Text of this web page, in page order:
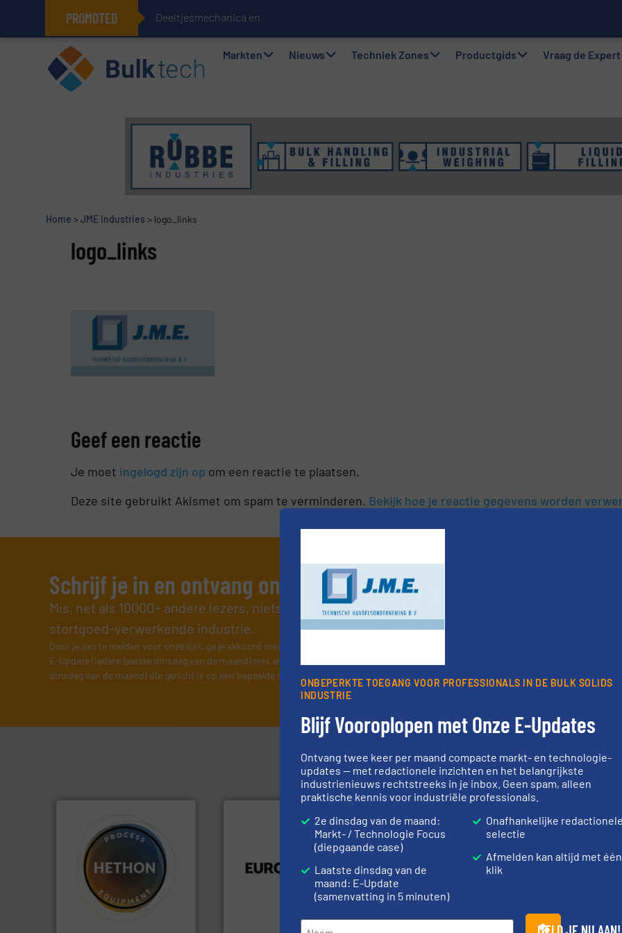
PROMOTED Deeltjesmechanica en krachtnetwer
Geïntegreerde doserings- en weegsystemen: Efficiëntie, kwaliteit en duurzaamheid in één
Markten Nieuws Techniek Zones Productgids Vraag de Expert
Home > JME Industries > logo_links
logo_links
Geef een reactie
Je moet ingelogd zijn op om een reactie te plaatsen.
Deze site gebruikt Akismet om spam te verminderen. Bekijk hoe je reactie gegevens worden
Schrijf je in en ontvang ons nieuws
Mis, net als 10000+ andere lezers, niets meer van de (technische) ontwikkelingen binnen de
stortgoed-verwerkende industrie.
Door je aan te melden voor onze lijst, ga je akkoord met onze
E-Update (iedere laatste dinsdag van de maand) met algemene updates uit de branche en één E-Product nieuwsbrief (iedere tweede
dinsdag van de maand) die gericht is op een bepaalde technologie.
Partners
Hethon Nederland BV
HETHON is wereldwijd
specialist in poeder- en
vloeistofdosering, met
name bij lastig te verwerken
materialen.Meer info ➜
Euro-Manchetten &
Euro Manchetten &
Compensatoren is al meer
dan dertig jaar actief op het
gebied van flexibele
Meer info ➜
DMN-WESTINGHOUSE
voor de voedings-, dairy,
farmaceutische,
mineralen-, energie en
biomassa industrieën.
Meer info ➜
AB Weegtechniek
aan
ONBEPERKTE TOEGANG VOOR PROFESSIONALS IN DE BULK SOLIDS
INDUSTRIE
Blijf Vooroplopen met Onze E-Updates
Ontvang twee keer per maand compacte markt- en technologie-
updates — met redactionele inzichten en het belangrijkste
industrienieuws rechtstreeks in je inbox. Geen spam, alleen
praktische kennis voor industriële professionals.
2e dinsdag van de maand:
Markt- / Technologie Focus
(diepgaande case)
Laatste dinsdag van de
maand: E-Update
(samenvatting in 5 minuten)
Onafhankelijke redactionele
selectie
Afmelden kan altijd met één
klik